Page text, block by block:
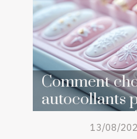
Comment
autocollants
sa manucure
13/08/